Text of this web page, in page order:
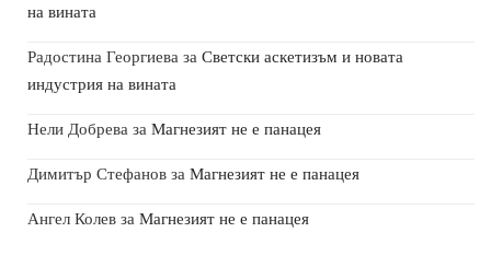
на вината
Радостина Георгиева за Светски аскетизъм и новата
индустрия на вината
Нели Добрева за Магнезият не е панацея
Димитър Стефанов за Магнезият не е панацея
Ангел Колев за Магнезият не е панацея